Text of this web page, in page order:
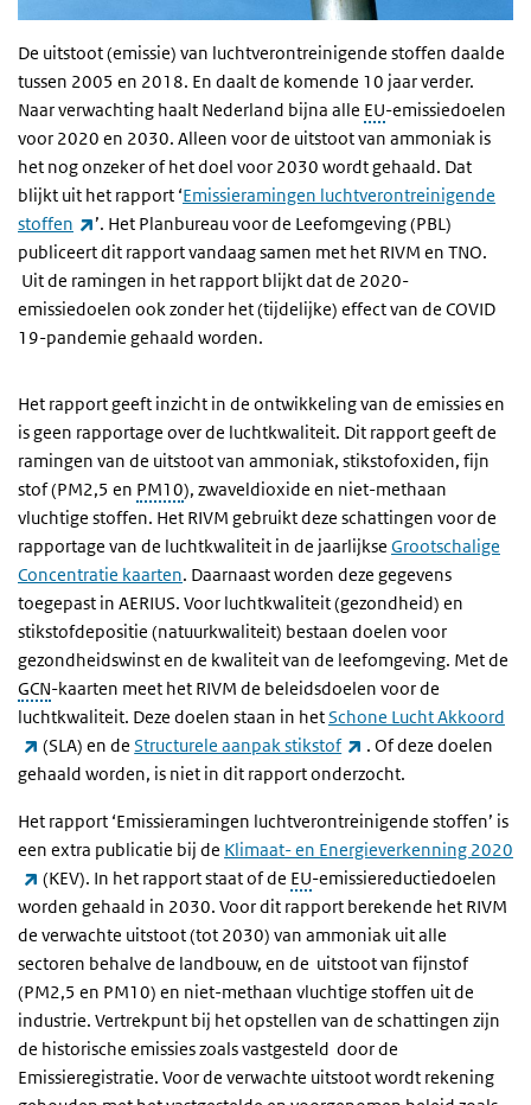
De uitstoot (emissie) van luchtverontreinigende stoffen daalde
tussen 2005 en 2018. En daalt de komende 10 jaar verder.
Naar verwachting haalt Nederland bijna alle EU-emissiedoelen
voor 2020 en 2030. Alleen voor de uitstoot van ammoniak is
het nog onzeker of het doel voor 2030 wordt gehaald. Dat
blijkt uit het rapport ‘Emissieramingen luchtverontreinigende
stoffen
(externe link)
’. Het Planbureau voor de Leefomgeving (PBL)
publiceert dit rapport vandaag samen met het RIVM en TNO.
Uit de ramingen in het rapport blijkt dat de 2020-
emissiedoelen ook zonder het (tijdelijke) effect van de COVID
19-pandemie gehaald worden.
Het rapport geeft inzicht in de ontwikkeling van de emissies en
is geen rapportage over de luchtkwaliteit. Dit rapport geeft de
ramingen van de uitstoot van ammoniak, stikstofoxiden, fijn
stof (PM2,5 en PM10), zwaveldioxide en niet-methaan
vluchtige stoffen. Het RIVM gebruikt deze schattingen voor de
rapportage van de luchtkwaliteit in de jaarlijkse Grootschalige
Concentratie kaarten. Daarnaast worden deze gegevens
toegepast in AERIUS. Voor luchtkwaliteit (gezondheid) en
stikstofdepositie (natuurkwaliteit) bestaan doelen voor
gezondheidswinst en de kwaliteit van de leefomgeving. Met de
GCN-kaarten meet het RIVM de beleidsdoelen voor de
luchtkwaliteit. Deze doelen staan in hetSchone Lucht Akkoord
(externe link)
(SLA) en deStructurele aanpak stikstof (externe link)
. Of deze doelen
gehaald worden, is niet in dit rapport onderzocht.
Het rapport ‘Emissieramingen luchtverontreinigende stoffen’ is
een extra publicatie bij de Klimaat- en Energieverkenning 2020
(externe link)
(KEV). In het rapport staat of de EU-emissiereductiedoelen
worden gehaald in 2030. Voor dit rapport berekende het RIVM
de verwachte uitstoot (tot 2030) van ammoniak uit alle
sectoren behalve de landbouw, en de uitstoot van fijnstof
(PM2,5 en PM10) en niet-methaan vluchtige stoffen uit de
industrie. Vertrekpunt bij het opstellen van de schattingen zijn
de historische emissies zoals vastgesteld door de
Emissieregistratie. Voor de verwachte uitstoot wordt rekening